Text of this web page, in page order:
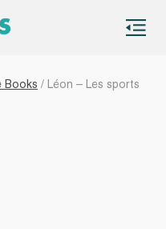
Books / Léon – Les sports